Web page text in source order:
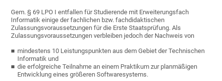
Gem. § 69 LPO I entfallen für Studierende mit Erweiterungsfach
Informatik einige der fachlichen bzw. fachdidaktischen
Zulassungsvoraussetzungen für die Erste Staatsprüfung. Als
Zulassungsvoraussetzungen verbleiben jedoch der Nachweis von
mindestens 10 Leistungspunkten aus dem Gebiet der Technischen
Informatik und
die erfolgreiche Teilnahme an einem Praktikum zur planmäßigen
Entwicklung eines größeren Softwaresystems.